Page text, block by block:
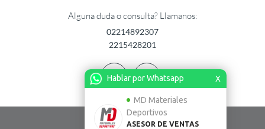
Hablar por Whatsapp X
MD Materiales
Deportivos
ASESOR DE VENTAS
Alguna duda o consulta? Llamanos:
02214892307
2215428201